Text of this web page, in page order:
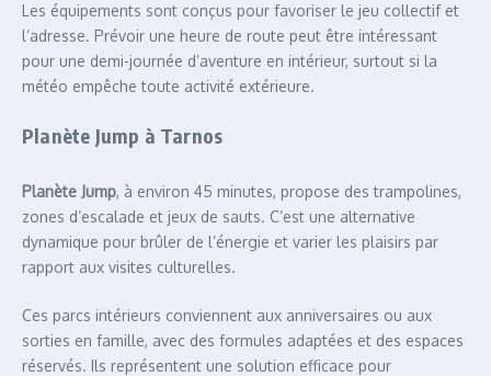
Les équipements sont conçus pour favoriser le jeu collectif et
l’adresse. Prévoir une heure de route peut être intéressant
pour une demi-journée d’aventure en intérieur, surtout si la
météo empêche toute activité extérieure.
Planète Jump à Tarnos
Planète Jump, à environ 45 minutes, propose des trampolines,
zones d’escalade et jeux de sauts. C’est une alternative
dynamique pour brûler de l’énergie et varier les plaisirs par
rapport aux visites culturelles.
Ces parcs intérieurs conviennent aux anniversaires ou aux
sorties en famille, avec des formules adaptées et des espaces
réservés. Ils représentent une solution efficace pour